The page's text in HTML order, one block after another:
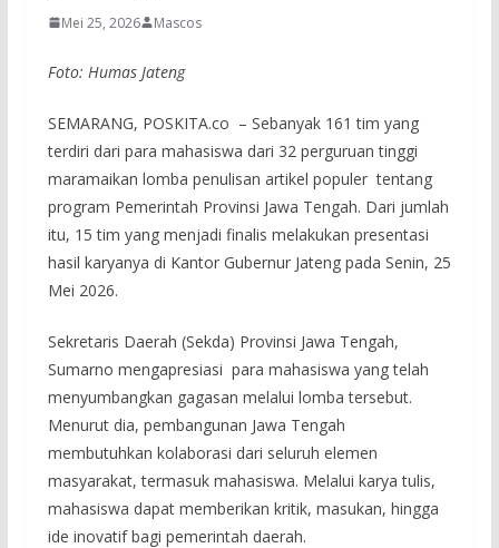
Mei 25, 2026 Mascos
Foto: Humas Jateng
SEMARANG, POSKITA.co – Sebanyak 161 tim yang
terdiri dari para mahasiswa dari 32 perguruan tinggi
maramaikan lomba penulisan artikel populer tentang
program Pemerintah Provinsi Jawa Tengah. Dari jumlah
itu, 15 tim yang menjadi finalis melakukan presentasi
hasil karyanya di Kantor Gubernur Jateng pada Senin, 25
Mei 2026.
Sekretaris Daerah (Sekda) Provinsi Jawa Tengah,
Sumarno mengapresiasi para mahasiswa yang telah
menyumbangkan gagasan melalui lomba tersebut.
Menurut dia, pembangunan Jawa Tengah
membutuhkan kolaborasi dari seluruh elemen
masyarakat, termasuk mahasiswa. Melalui karya tulis,
mahasiswa dapat memberikan kritik, masukan, hingga
ide inovatif bagi pemerintah daerah.